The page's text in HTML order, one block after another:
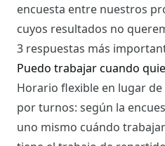
encuesta entre nuestros
cuyos resultados no
3 respuestas más
Puedo trabajar cuando
Horario flexible en lugar
por turnos: según la
uno mismo cuándo